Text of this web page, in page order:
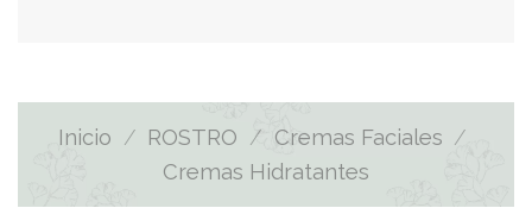
Inicio / ROSTRO / Cremas Faciales /
Cremas Hidratantes